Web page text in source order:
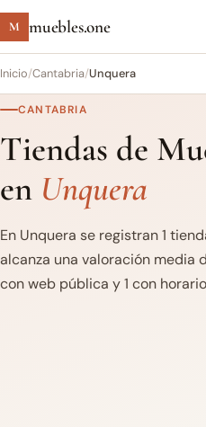
M muebles.one
Inicio/Cantabria/Unquera
CANTABRIA
Tiendas de
en Unquera
En Unquera se registran 1
alcanza una valoración media
con web pública y 1 con